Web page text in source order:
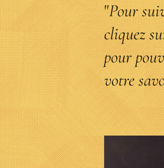
"Pour
cliquez
pour
votre